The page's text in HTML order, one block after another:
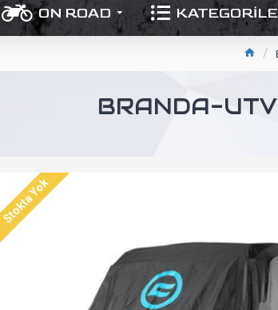
ON ROAD
BRANDA-
Stokta Yok